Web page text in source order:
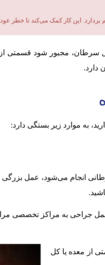
بردارد. این کار کمک می‌کند تا خطر
مجبور شود قسمتی از
دارد.
به موارد زیر بستگی دارد:
انجام می‌شود، عمل بزرگی
جراحی به مراکز تخصصی
از معده یا کل